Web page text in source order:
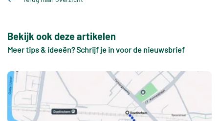
Bekijk ook deze artikelen
Meer tips & ideeën? Schrijf je in voor de nieuwsbrief